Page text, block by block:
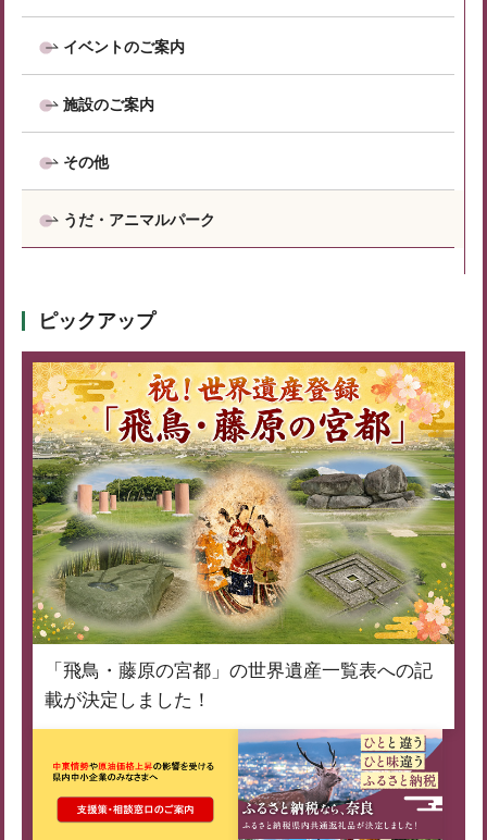
イベントのご案内
施設のご案内
その他
うだ・アニマルパーク
ピックアップ
「飛鳥・藤原の宮都」の世界遺産一覧表への記
載が決定しました！